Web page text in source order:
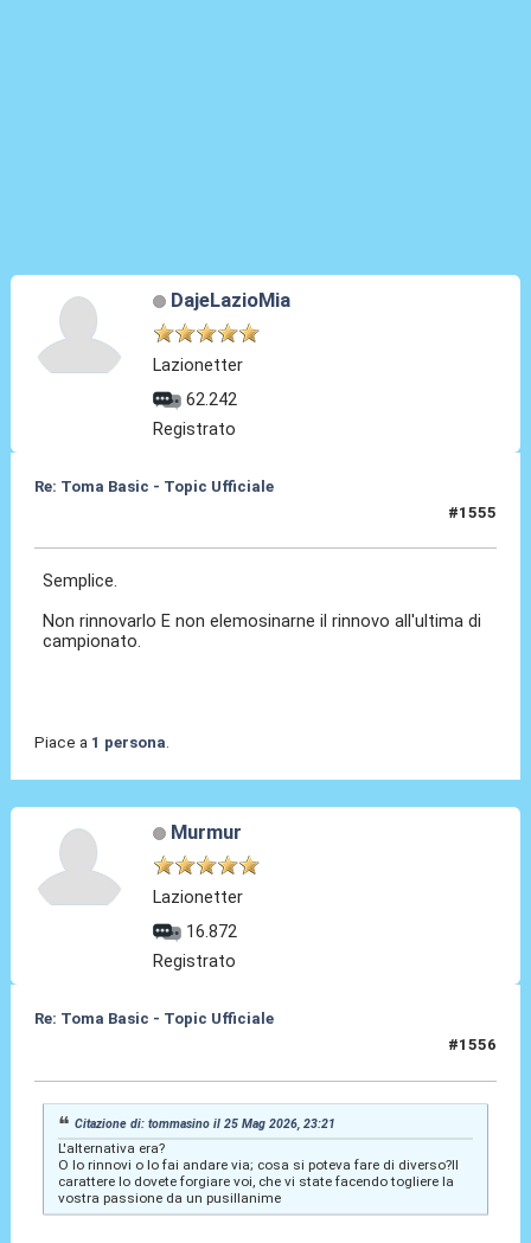
DajeLazioMia
Lazionetter
62.242
Registrato
Re: Toma Basic - Topic Ufficiale
#1555
Semplice.
Non rinnovarlo E non elemosinarne il rinnovo all'ultima di
campionato.
Piace a 1 persona
Murmur
Lazionetter
16.872
Registrato
Re: Toma Basic - Topic Ufficiale
#1556
Citazione di: tommasino il 25 Mag 2026, 23:21
L'alternativa era?
O lo rinnovi o lo fai andare via; cosa si poteva fare di diverso?Il
carattere lo dovete forgiare voi, che vi state facendo togliere la
vostra passione da un pusillanime